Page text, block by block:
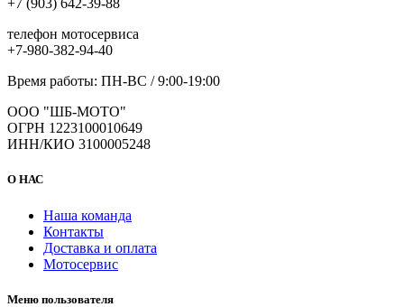
+7 (903) 642-39-88
телефон мотосервиса
+7-980-382-94-40
Время работы: ПН-ВС / 9:00-19:00
ООО "ШБ-МОТО"
ОГРН 1223100010649
ИНН/КИО 3100005248
О НАС
Наша команда
Контакты
Доставка и оплата
Мотосервис
Меню пользователя